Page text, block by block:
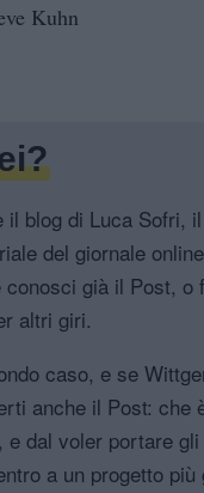
Kuhn
il blog di Luca Sofri,
del giornale
conosci già il Post, o
altri giri.
caso, e se
anche il Post: che
e dal voler portare
a un progetto più